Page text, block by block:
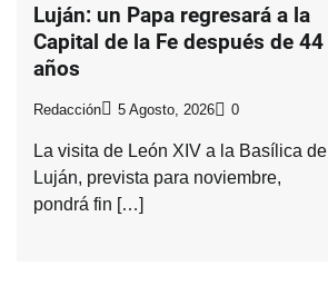
Luján: un Papa regresará a la
Capital de la Fe después de 44
años
Redacción 5 Agosto, 2026 0
La visita de León XIV a la Basílica de
Luján, prevista para noviembre,
pondrá fin […]